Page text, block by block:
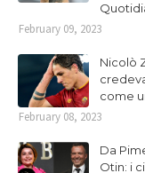
February 09, 2023
Nicolò
come
February 08, 2023
Da
Otin: i